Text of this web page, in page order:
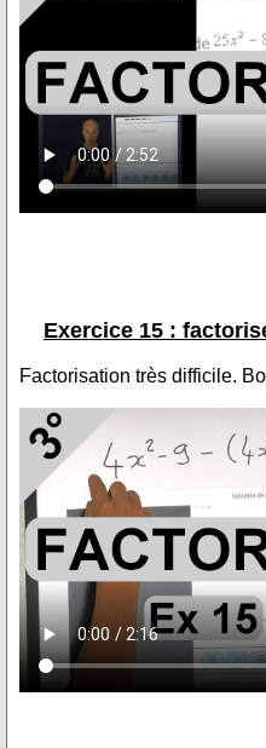
Exercice 15 :
Factorisation très difficile.